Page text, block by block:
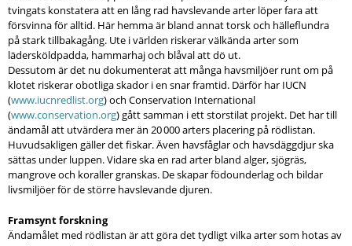
tvingats konstatera att en lång rad havslevande arter löper fara att
försvinna för alltid. Här hemma är bland annat torsk och hälleflundra
på stark tillbakagång. Ute i världen riskerar välkända arter som
lädersköldpadda, hammarhaj och blåval att dö ut.
Dessutom är det nu dokumenterat att många havsmiljöer runt om på
klotet riskerar obotliga skador i en snar framtid. Därför har IUCN
(www.iucnredlist.org) och Conservation International
(www.conservation.org) gått samman i ett storstilat projekt. Det har till
ändamål att utvärdera mer än 20 000 arters placering på rödlistan.
Huvudsakligen gäller det fiskar. Även havsfåglar och havsdäggdjur ska
sättas under luppen. Vidare ska en rad arter bland alger, sjögräs,
mangrove och koraller granskas. De skapar födounderlag och bildar
livsmiljöer för de större havslevande djuren.
Framsynt forskning
Ändamålet med rödlistan är att göra det tydligt vilka arter som hotas av